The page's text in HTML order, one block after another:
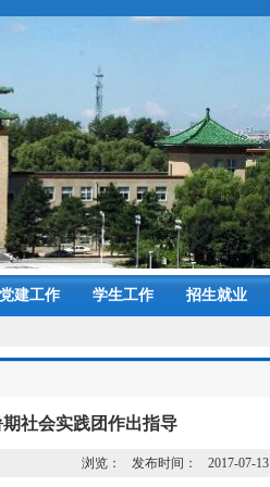
党建工作 学生工作 招生就业
社会实践团作出指导
浏览： 发布时间： 2017-07-13